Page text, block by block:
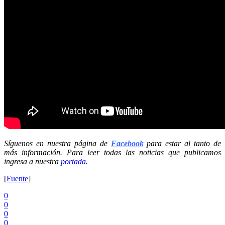
Síguenos en nuestra página de Facebookpara estar al tanto de
más información. Para leer todas las noticias que publicamos
ingresa a nuestra portada.
[Fuente]
0
0
0
0